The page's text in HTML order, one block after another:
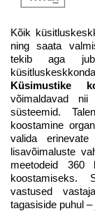
Kõik
ning saata
tekib aga
Küsimustike
võimaldavad nii
süsteemid.
koostamine
valida
lisavõimaluste
meetodeid 360
koostamiseks.
vastused
tagasiside puhul